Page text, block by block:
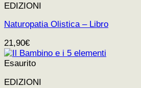
EDIZIONI
Naturopatia Olistica – Libro
21,90€
Esaurito
EDIZIONI